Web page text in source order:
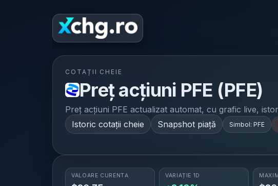
COTAȚII CHEIE
Preț acțiuni PFE (PFE)
Preț acțiuni PFE actualizat automat, cu grafic live,
Istoric cotații cheie
Snapshot piață Simbol: PFE
VALOARE CURENTĂ VARIAȚIE 1D